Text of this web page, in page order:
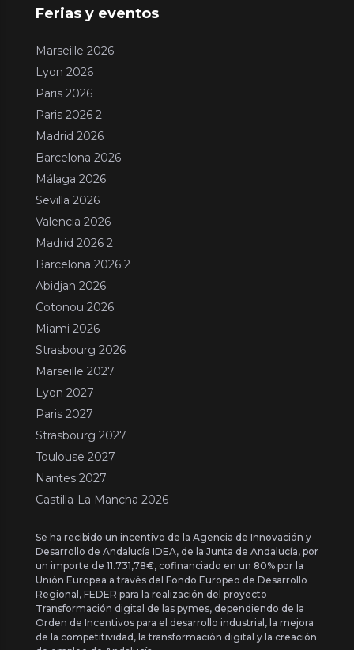
Ferias y eventos
Marseille 2026
Lyon 2026
Paris 2026
Paris 2026 2
Madrid 2026
Barcelona 2026
Málaga 2026
Sevilla 2026
Valencia 2026
Madrid 2026 2
Barcelona 2026 2
Abidjan 2026
Cotonou 2026
Miami 2026
Strasbourg 2026
Marseille 2027
Lyon 2027
Paris 2027
Strasbourg 2027
Toulouse 2027
Nantes 2027
Castilla-La Mancha 2026
Se ha recibido un incentivo de la Agencia de Innovación y
Desarrollo de Andalucía IDEA, de la Junta de Andalucía, por
un importe de 11.731,78€, cofinanciado en un 80% por la
Unión Europea a través del Fondo Europeo de Desarrollo
Regional, FEDER para la realización del proyecto
Transformación digital de las pymes, dependiendo de la
Orden de Incentivos para el desarrollo industrial, la mejora
de la competitividad, la transformación digital y la creación